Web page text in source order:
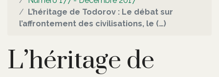
L’héritage de Todorov : Le débat sur
l’affrontement des civilisations, le (…)
L’héritage de